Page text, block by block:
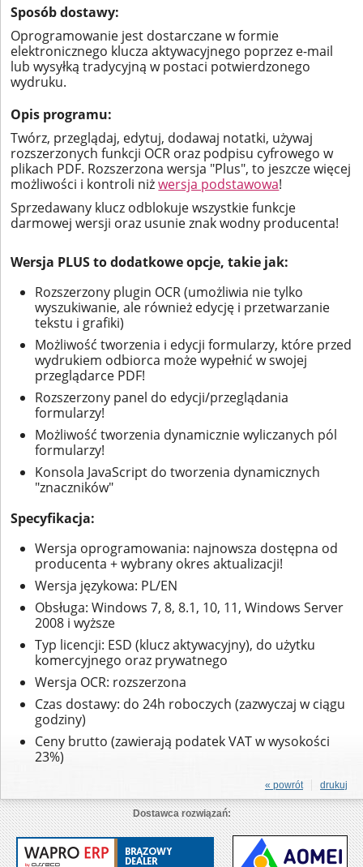
Sposób dostawy:
Oprogramowanie jest dostarczane w formie
elektronicznego klucza aktywacyjnego poprzez e-mail
lub wysyłką tradycyjną w postaci potwierdzonego
wydruku.
Opis programu:
Twórz, przeglądaj, edytuj, dodawaj notatki, używaj
rozszerzonych funkcji OCR oraz podpisu cyfrowego w
plikach PDF. Rozszerzona wersja "Plus", to jeszcze więcej
możliwości i kontroli niżwersja podstawowa!
Sprzedawany klucz odblokuje wszystkie funkcje
darmowej wersji oraz usunie znak wodny producenta!
Wersja PLUS to dodatkowe opcje, takie jak:
Rozszerzony plugin OCR (umożliwia nie tylko
wyszukiwanie, ale również edycję i przetwarzanie
tekstu i grafiki)
Możliwość tworzenia i edycji formularzy, które przed
wydrukiem odbiorca może wypełnić w swojej
przeglądarce PDF!
Rozszerzony panel do edycji/przeglądania
formularzy!
Możliwość tworzenia dynamicznie wyliczanych pól
formularzy!
Konsola JavaScript do tworzenia dynamicznych
"znaczników"
Specyfikacja:
Wersja oprogramowania: najnowsza dostępna od
producenta + wybrany okres aktualizacji!
Wersja językowa: PL/EN
Obsługa: Windows 7, 8, 8.1, 10, 11, Windows Server
2008 i wyższe
Typ licencji: ESD (klucz aktywacyjny), do użytku
komercyjnego oraz prywatnego
Wersja OCR: rozszerzona
Czas dostawy: do 24h roboczych (zazwyczaj w ciągu
godziny)
Ceny brutto (zawierają podatek VAT w wysokości
23%)
drukuj
« powrót
Dostawca rozwiązań: